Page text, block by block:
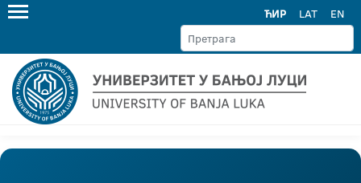
ЋИР LAT EN